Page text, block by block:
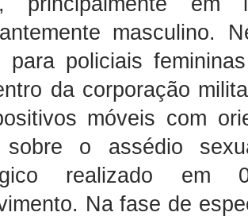
masculino.
para policiais
da corporação
móveis com
sobre o assédio
realizado em
Na fase de